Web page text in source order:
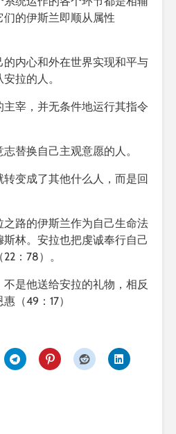
的伊斯兰即顺从属性
内心和外在世界实现和平与
拉的人。
宰，并无条件地运行其指令
替换自己主观意愿的人。
变成了其他什么人，而是回
路的伊斯兰作为自己生命法
林。安拉也把虔诚奉行自己
：78）。
是他送给安拉的礼物，相反
（49：17）